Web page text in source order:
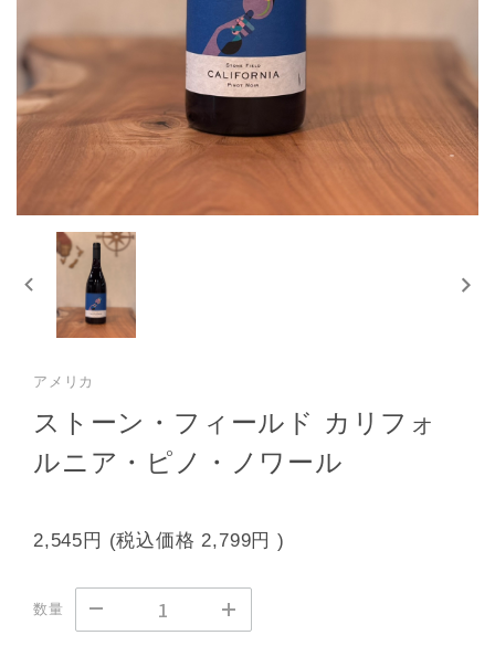
アメリカ
ストーン・フィールド カリフォ
ルニア・ピノ・ノワール
2,545円 (税込価格 2,799円 )
数量